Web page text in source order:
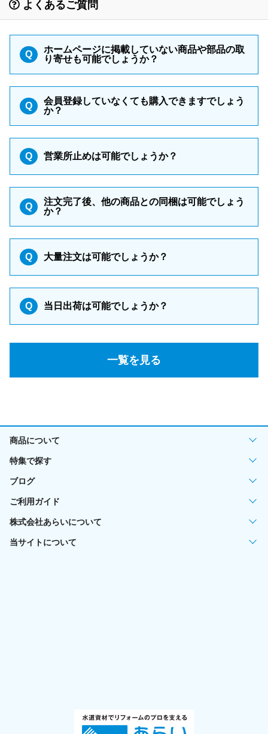
よくあるご質問
Q
ホームページに掲載していない商品や部品の取
り寄せも可能でしょうか？
Q
会員登録していなくても購入できますでしょう
か？
Q 営業所止めは可能でしょうか？
Q
注文完了後、他の商品との同梱は可能でしょう
か？
Q 大量注文は可能でしょうか？
Q 当日出荷は可能でしょうか？
一覧を見る
商品について
特集で探す
ブログ
ご利用ガイド
株式会社あらいについて
当サイトについて